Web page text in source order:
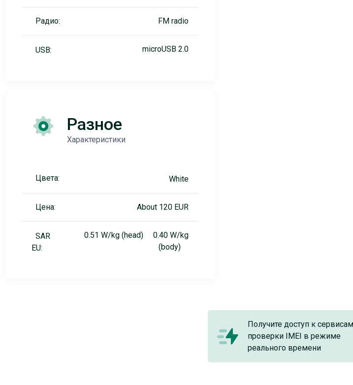
Радио: FM radio
USB: microUSB 2.0
Разное
Характеристики
Цвета: White
Цена: About 120 EUR
SAR
EU:
0.51 W/kg (head) 0.40 W/kg
(body)
Получите доступ к сервисам
проверки IMEI в режиме
реального времени